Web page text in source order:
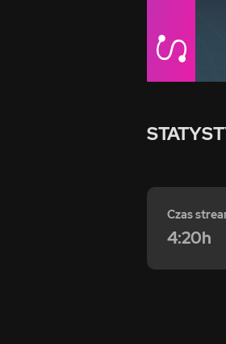
Czas
4:20h